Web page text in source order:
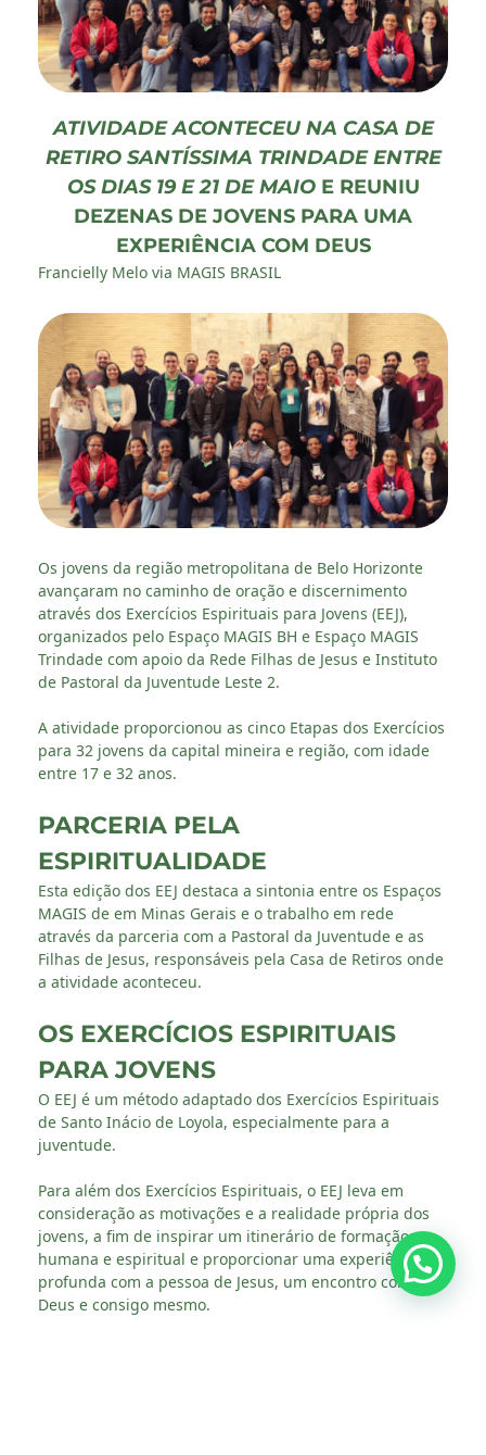
ATIVIDADE ACONTECEU NA CASA DE
RETIRO SANTÍSSIMA TRINDADE ENTRE
OS DIAS 19 E 21 DE MAIOE REUNIU
DEZENAS DE JOVENS PARA UMA
EXPERIÊNCIA COM DEUS
Francielly Melo via MAGIS BRASIL
Os jovens da região metropolitana de Belo Horizonte
avançaram no caminho de oração e discernimento
através dos Exercícios Espirituais para Jovens (EEJ),
organizados pelo Espaço MAGIS BH e Espaço MAGIS
Trindade com apoio da Rede Filhas de Jesus e Instituto
de Pastoral da Juventude Leste 2.
A atividade proporcionou as cinco Etapas dos Exercícios
para 32 jovens da capital mineira e região, com idade
entre 17 e 32 anos.
PARCERIA PELA
ESPIRITUALIDADE
Esta edição dos EEJ destaca a sintonia entre os Espaços
MAGIS de em Minas Gerais e o trabalho em rede
através da parceria com a Pastoral da Juventude e as
Filhas de Jesus, responsáveis pela Casa de Retiros onde
a atividade aconteceu.
OS EXERCÍCIOS ESPIRITUAIS
PARA JOVENS
O EEJ é um método adaptado dos Exercícios Espirituais
de Santo Inácio de Loyola, especialmente para a
juventude.
Para além dos Exercícios Espirituais, o EEJ leva em
consideração as motivações e a realidade própria dos
jovens, a fim de inspirar um itinerário de formação
humana e espiritual e proporcionar uma experiência
profunda com a pessoa de Jesus, um encontro com
Deus e consigo mesmo.